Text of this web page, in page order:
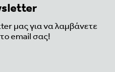
μας για να λαμβάνετε
το email σας!